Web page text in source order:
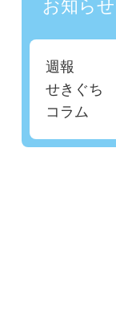
お知らせ
週報
せきぐち
コラム